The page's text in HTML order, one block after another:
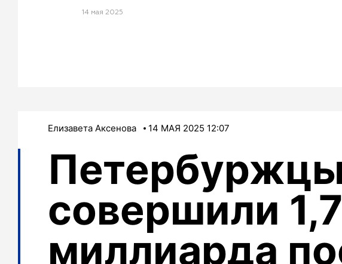
14 мая 2025
Елизавета Аксенова 14 МАЯ 2025 12:07
совершили 1,7
миллиарда